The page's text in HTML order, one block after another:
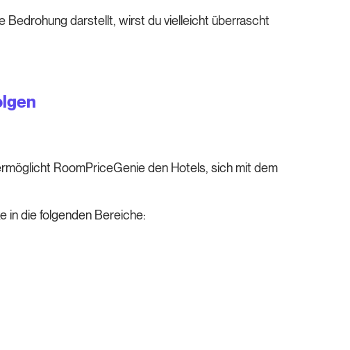
Bedrohung darstellt, wirst du vielleicht überrascht
RoomPriceGenie den Hotels, sich mit dem
in die folgenden Bereiche: